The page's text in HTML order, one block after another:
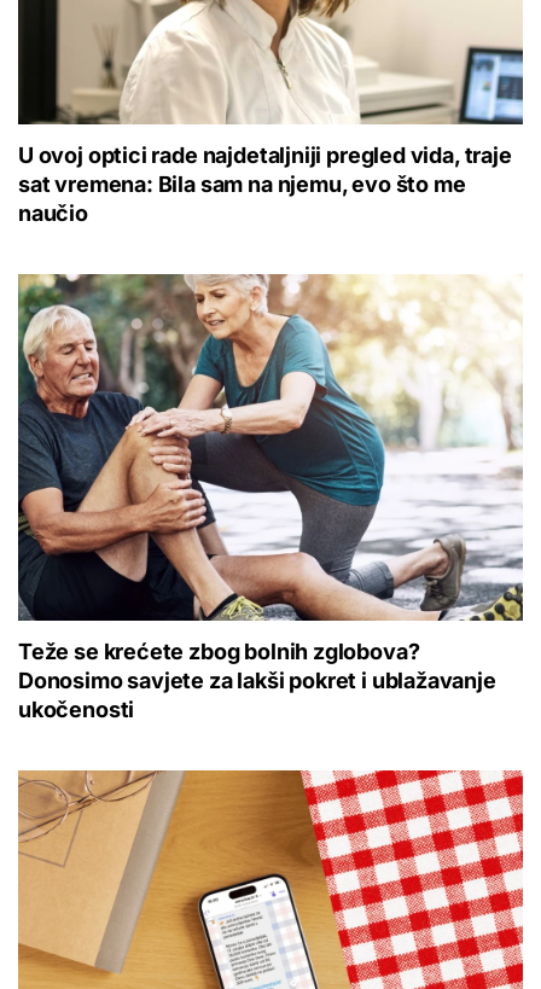
U ovoj optici rade najdetaljniji pregled vida, traje
sat vremena: Bila sam na njemu, evo što me
naučio
Teže se krećete zbog bolnih zglobova?
Donosimo savjete za lakši pokret i ublažavanje
ukočenosti